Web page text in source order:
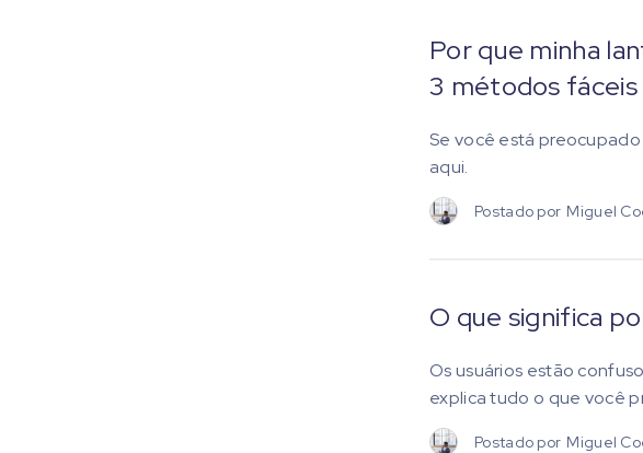
Por que minha
3 métodos fáceis
Se você está
aqui.
Postado por Miguel
O que significa
Os usuários estão
explica tudo o que você
Postado por Miguel